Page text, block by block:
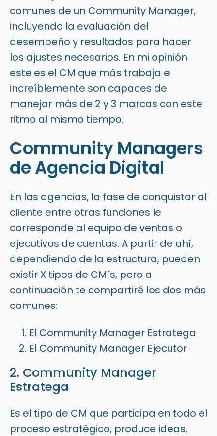
comunes de un Community Manager,
incluyendo la evaluación del
desempeño y resultados para hacer
los ajustes necesarios. En mi opinión
este es el CM que más trabaja e
increíblemente son capaces de
manejar más de 2 y 3 marcas con este
ritmo al mismo tiempo.
Community Managers
de Agencia Digital
En las agencias, la fase de conquistar al
cliente entre otras funciones le
corresponde al equipo de ventas o
ejecutivos de cuentas. A partir de ahí,
dependiendo de la estructura, pueden
existir X tipos de CM´s, pero a
continuación te compartiré los dos más
comunes:
El Community Manager Estratega
El Community Manager Ejecutor
2. Community Manager
Estratega
Es el tipo de CM que participa en todo el
proceso estratégico, produce ideas,